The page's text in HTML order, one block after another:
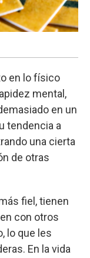
en lo físico
mental,
en un
tendencia a
una cierta
de otras
fiel, tienen
con otros
lo que les
En la vida